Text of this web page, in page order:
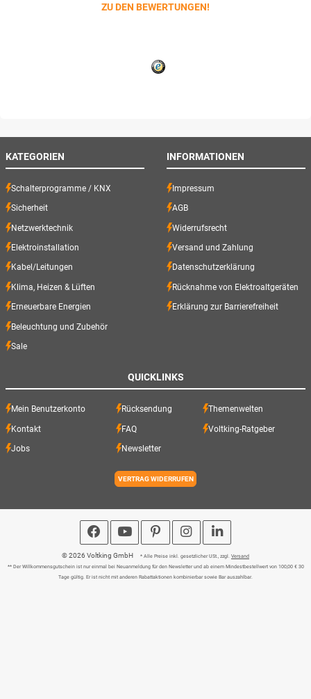
ZU DEN BEWERTUNGEN!
KATEGORIEN
Schalterprogramme / KNX
Sicherheit
Netzwerktechnik
Elektroinstallation
Kabel/Leitungen
Klima, Heizen & Lüften
Erneuerbare Energien
Beleuchtung und Zubehör
Sale
INFORMATIONEN
Impressum
AGB
Widerrufsrecht
Versand und Zahlung
Datenschutzerklärung
Rücknahme von Elektroaltgeräten
Erklärung zur Barrierefreiheit
QUICKLINKS
Mein Benutzerkonto Rücksendung Themenwelten
Kontakt FAQ Voltking-Ratgeber
Jobs Newsletter
VERTRAG WIDERRUFEN
© 2026 Voltking GmbH * Alle Preise inkl. gesetzlicher USt., zzgl. Versand
** Der Willkommensgutschein ist nur einmal bei Neuanmeldung für den Newsletter und ab einem Mindestbestellwert von 100,00 € 30
Tage gültig. Er ist nicht mit anderen Rabattaktionen kombinierbar sowie Bar auszahlbar.